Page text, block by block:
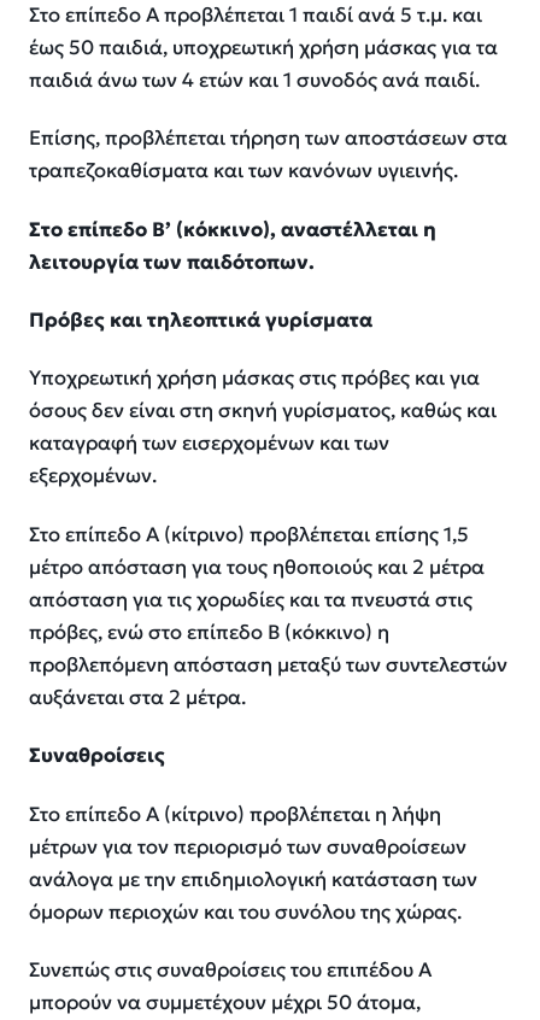
Στο επίπεδο Α προβλέπεται 1 παιδί ανά 5 τ.μ. και
έως 50 παιδιά, υποχρεωτική χρήση μάσκας για τα
παιδιά άνω των 4 ετών και 1 συνοδός ανά παιδί.
Επίσης, προβλέπεται τήρηση των αποστάσεων στα
τραπεζοκαθίσματα και των κανόνων υγιεινής.
Στο επίπεδο Β’ (κόκκινο), αναστέλλεται η
λειτουργία των παιδότοπων.
Πρόβες και τηλεοπτικά γυρίσματα
Υποχρεωτική χρήση μάσκας στις πρόβες και για
όσους δεν είναι στη σκηνή γυρίσματος, καθώς και
καταγραφή των εισερχομένων και των
εξερχομένων.
Στο επίπεδο Α (κίτρινο) προβλέπεται επίσης 1,5
μέτρο απόσταση για τους ηθοποιούς και 2 μέτρα
απόσταση για τις χορωδίες και τα πνευστά στις
πρόβες, ενώ στο επίπεδο Β (κόκκινο) η
προβλεπόμενη απόσταση μεταξύ των συντελεστών
αυξάνεται στα 2 μέτρα.
Συναθροίσεις
Στο επίπεδο Α (κίτρινο) προβλέπεται η λήψη
μέτρων για τον περιορισμό των συναθροίσεων
ανάλογα με την επιδημιολογική κατάσταση των
όμορων περιοχών και του συνόλου της χώρας.
Συνεπώς στις συναθροίσεις του επιπέδου Α
μπορούν να συμμετέχουν μέχρι 50 άτομα,